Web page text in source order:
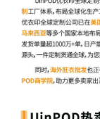
不会。您需要确
理订单页面的已
Ship+渠道后可能
家功能，不会展